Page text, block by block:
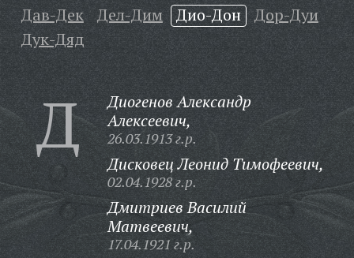
Дав-Дек Дел-Дим Дио-Дон
Дор-Дуи
Дук-Дяд
Д
Диогенов Александр
Алексеевич,
26.03.1913 г.р.
Дисковец Леонид Тимофеевич,
02.04.1928 г.р.
Дмитриев Василий
Матвеевич,
17.04.1921 г.р.